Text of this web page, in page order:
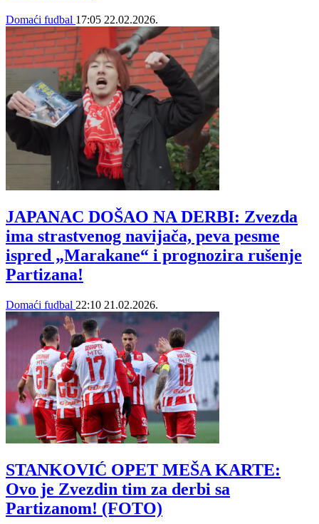
Domaći fudbal 17:05 22.02.2026.
JAPANAC DOŠAO NA DERBI: Zvezda
ima strastvenog navijača, peva pesme
ispred „Marakane“ i prognozira rušenje
Partizana!
Domaći fudbal 22:10 21.02.2026.
STANKOVIĆ OPET MEŠA KARTE:
Ovo je Zvezdin tim za derbi sa
Partizanom! (FOTO)